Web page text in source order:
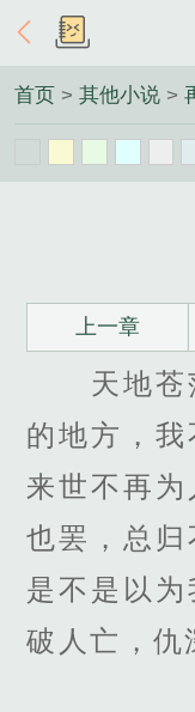
首页 > 其他小说 >
上一章
天地苍茫
的地方，
来世不再
也罢，总
是不是以
破人亡，仇